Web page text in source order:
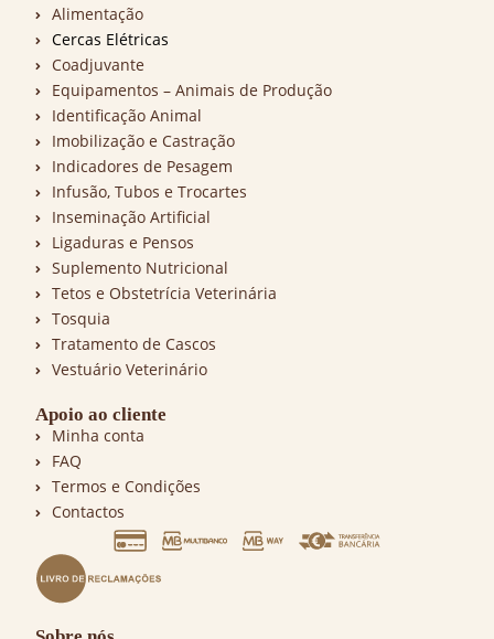
Alimentação
Cercas Elétricas
Coadjuvante
Equipamentos – Animais de Produção
Identificação Animal
Imobilização e Castração
Indicadores de Pesagem
Infusão, Tubos e Trocartes
Inseminação Artificial
Ligaduras e Pensos
Suplemento Nutricional
Tetos e Obstetrícia Veterinária
Tosquia
Tratamento de Cascos
Vestuário Veterinário
Apoio ao cliente
Minha conta
FAQ
Termos e Condições
Contactos